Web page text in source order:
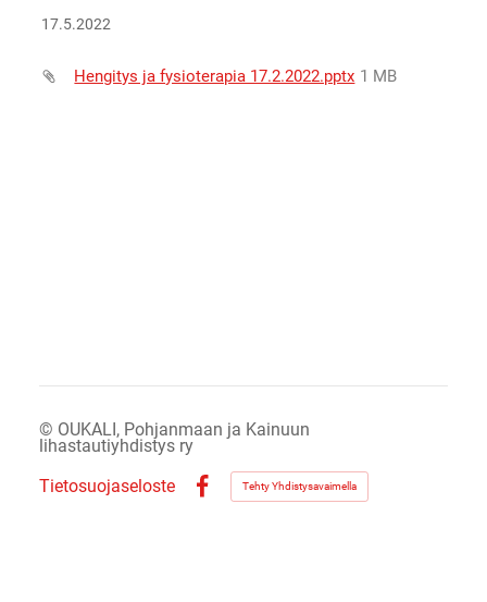
17.5.2022
Hengitys ja fysioterapia 17.2.2022.pptx 1 MB
© OUKALI, Pohjanmaan ja Kainuun
lihastautiyhdistys ry
Tietosuojaseloste
Facebook
Tehty Yhdistysavaimella